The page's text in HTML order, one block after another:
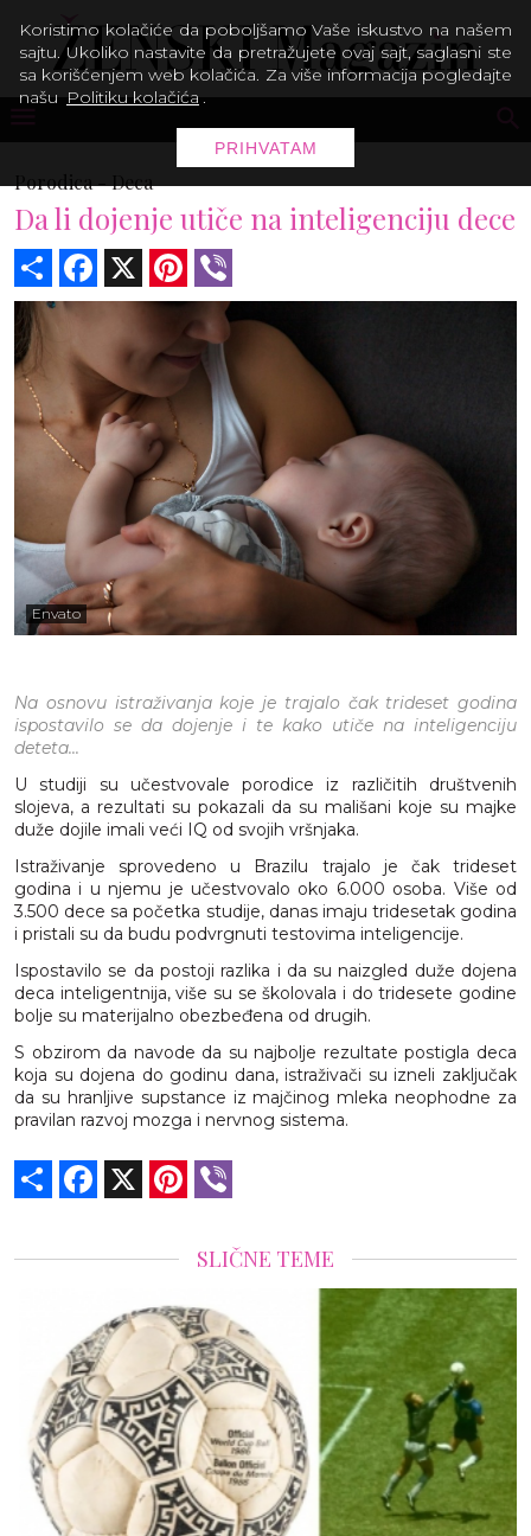
Porodica -Deca
Da li dojenje utiče na inteligenciju dece
Share Facebook Pinterest
Envato
Na osnovu istraživanja koje je trajalo čak trideset godina
ispostavilo se da dojenje i te kako utiče na inteligenciju
deteta...
U studiji su učestvovale porodice iz različitih društvenih
slojeva, a rezultati su pokazali da su mališani koje su majke
duže dojile imali veći IQ od svojih vršnjaka.
Istraživanje sprovedeno u Brazilu trajalo je čak trideset
godina i u njemu je učestvovalo oko 6.000 osoba. Više od
3.500 dece sa početka studije, danas imaju tridesetak godina
i pristali su da budu podvrgnuti testovima inteligencije.
Ispostavilo se da postoji razlika i da su naizgled duže dojena
deca inteligentnija, više su se školovala i do tridesete godine
bolje su materijalno obezbeđena od drugih.
S obzirom da navode da su najbolje rezultate postigla deca
koja su dojena do godinu dana, istraživači su izneli zaključak
da su hranljive supstance iz majčinog mleka neophodne za
pravilan razvoj mozga i nervnog sistema.
Share Facebook Pinterest
SLIČNE TEME
Koristimo kolačiće da poboljšamo Vaše iskustvo na našem
sajtu. Ukoliko nastavite da pretražujete ovaj sajt, saglasni ste
sa korišćenjem web kolačića. Za više informacija pogledajte
našu Politiku kolačića .
PRIHVATAM